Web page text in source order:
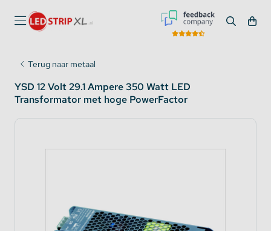
Terug naar metaal
YSD 12 Volt 29.1 Ampere 350 Watt LED
Transformator met hoge PowerFactor